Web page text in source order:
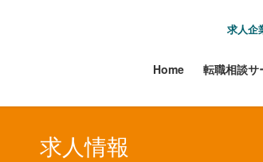
求人企
Home 転職相談サ
求人情報